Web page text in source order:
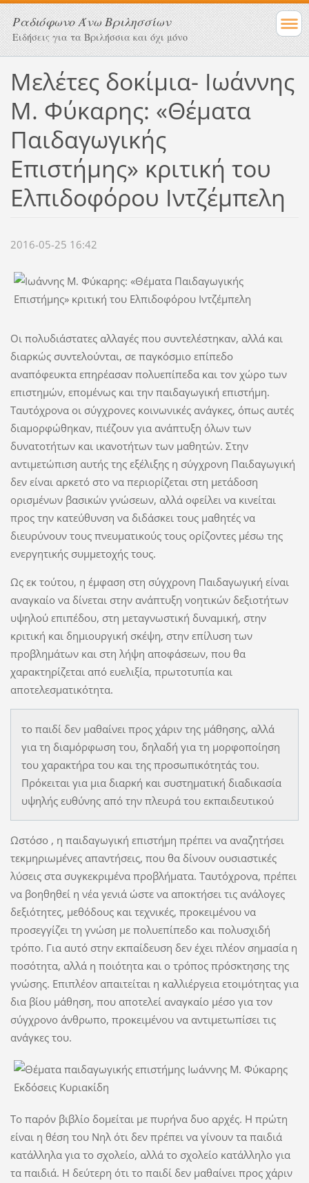
Ραδιόφωνο Άνω Βριλησσίων
Ειδήσεις για τα Βριλήσσια και όχι μόνο
Μελέτες δοκίμια- Ιωάννης
Μ. Φύκαρης: «Θέματα
Παιδαγωγικής
Επιστήμης» κριτική του
Ελπιδοφόρου Ιντζέμπελη
2016-05-25 16:42
Οι πολυδιάστατες αλλαγές που συντελέστηκαν, αλλά και
διαρκώς συντελούνται, σε παγκόσμιο επίπεδο
αναπόφευκτα επηρέασαν πολυεπίπεδα και τον χώρο των
επιστημών, επομένως και την παιδαγωγική επιστήμη.
Ταυτόχρονα οι σύγχρονες κοινωνικές ανάγκες, όπως αυτές
διαμορφώθηκαν, πιέζουν για ανάπτυξη όλων των
δυνατοτήτων και ικανοτήτων των μαθητών. Στην
αντιμετώπιση αυτής της εξέλιξης η σύγχρονη Παιδαγωγική
δεν είναι αρκετό στο να περιορίζεται στη μετάδοση
ορισμένων βασικών γνώσεων, αλλά οφείλει να κινείται
προς την κατεύθυνση να διδάσκει τους μαθητές να
διευρύνουν τους πνευματικούς τους ορίζοντες μέσω της
ενεργητικής συμμετοχής τους.
Ως εκ τούτου, η έμφαση στη σύγχρονη Παιδαγωγική είναι
αναγκαίο να δίνεται στην ανάπτυξη νοητικών δεξιοτήτων
υψηλού επιπέδου, στη μεταγνωστική δυναμική, στην
κριτική και δημιουργική σκέψη, στην επίλυση των
προβλημάτων και στη λήψη αποφάσεων, που θα
χαρακτηρίζεται από ευελιξία, πρωτοτυπία και
αποτελεσματικότητα.
το παιδί δεν μαθαίνει προς χάριν της μάθησης, αλλά
για τη διαμόρφωση του, δηλαδή για τη μορφοποίηση
του χαρακτήρα του και της προσωπικότητάς του.
Πρόκειται για μια διαρκή και συστηματική διαδικασία
υψηλής ευθύνης από την πλευρά του εκπαιδευτικού
Ωστόσο , η παιδαγωγική επιστήμη πρέπει να αναζητήσει
τεκμηριωμένες απαντήσεις, που θα δίνουν ουσιαστικές
λύσεις στα συγκεκριμένα προβλήματα. Ταυτόχρονα, πρέπει
να βοηθηθεί η νέα γενιά ώστε να αποκτήσει τις ανάλογες
δεξιότητες, μεθόδους και τεχνικές, προκειμένου να
προσεγγίζει τη γνώση με πολυεπίπεδο και πολυσχιδή
τρόπο. Για αυτό στην εκπαίδευση δεν έχει πλέον σημασία η
ποσότητα, αλλά η ποιότητα και ο τρόπος πρόσκτησης της
γνώσης. Επιπλέον απαιτείται η καλλιέργεια ετοιμότητας για
δια βίου μάθηση, που αποτελεί αναγκαίο μέσο για τον
σύγχρονο άνθρωπο, προκειμένου να αντιμετωπίσει τις
ανάγκες του.
Το παρόν βιβλίο δομείται με πυρήνα δυο αρχές. Η πρώτη
είναι η θέση του Νηλ ότι δεν πρέπει να γίνουν τα παιδιά
κατάλληλα για το σχολείο, αλλά το σχολείο κατάλληλο για
τα παιδιά. Η δεύτερη ότι το παιδί δεν μαθαίνει προς χάριν